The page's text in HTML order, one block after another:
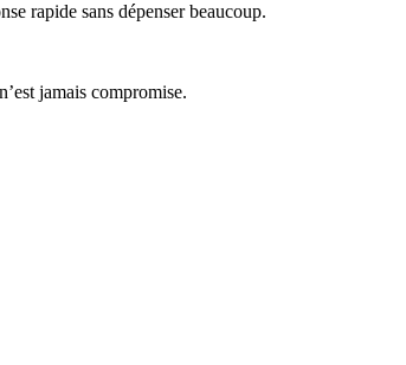
rapide sans dépenser beaucoup.
jamais compromise.